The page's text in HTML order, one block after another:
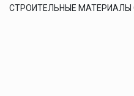
СТРОИТЕЛЬНЫЕ